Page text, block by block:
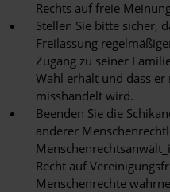
Rechts auf freie
Stellen Sie bitte sicher,
Freilassung
Zugang zu seiner
Wahl erhält und dass
misshandelt wird.
Beenden Sie die
anderer
Recht auf
Menschenrechte